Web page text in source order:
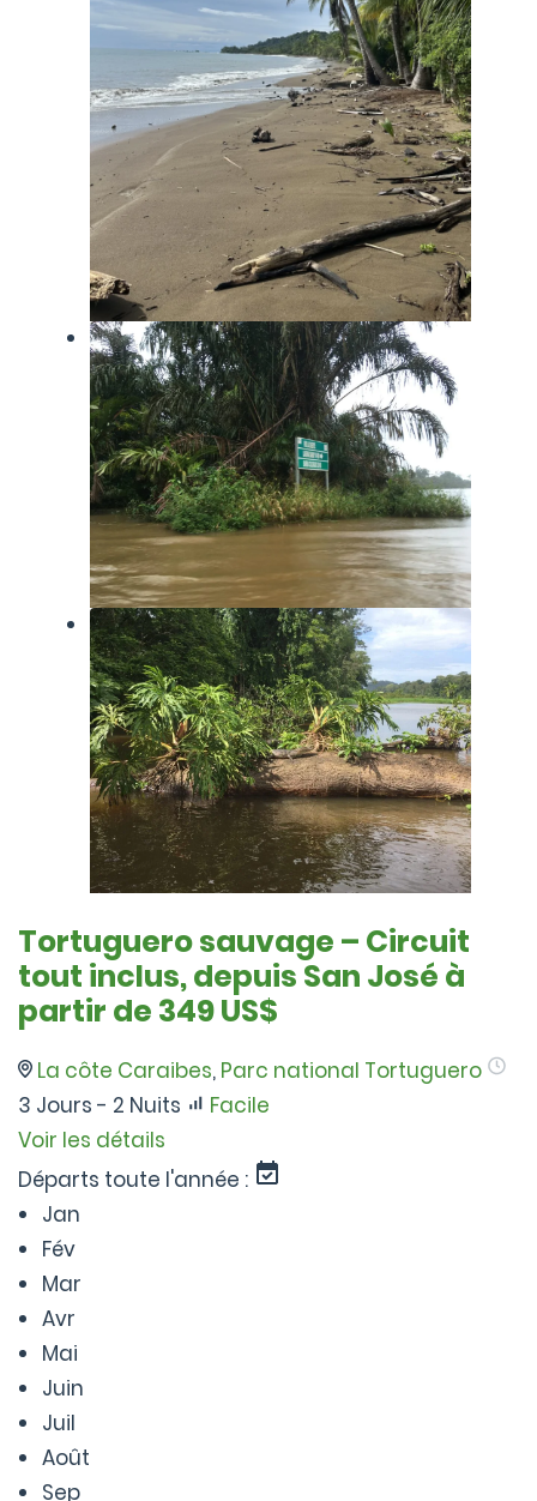
Tortuguero sauvage – Circuit
tout inclus, depuis San José à
partir de 349 US$
La côte Caraibes, Parc national Tortuguero
3 Jours - 2 Nuits
Facile
Voir les détails
Départs toute l'année :
Jan
Fév
Mar
Avr
Mai
Juin
Juil
Août
Sep